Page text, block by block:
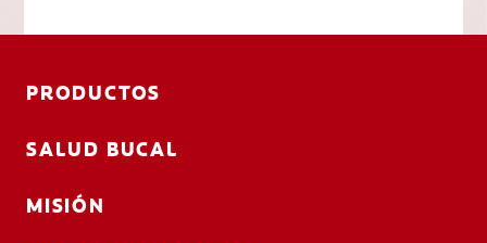
PRODUCTOS
SALUD BUCAL
MISIÓN